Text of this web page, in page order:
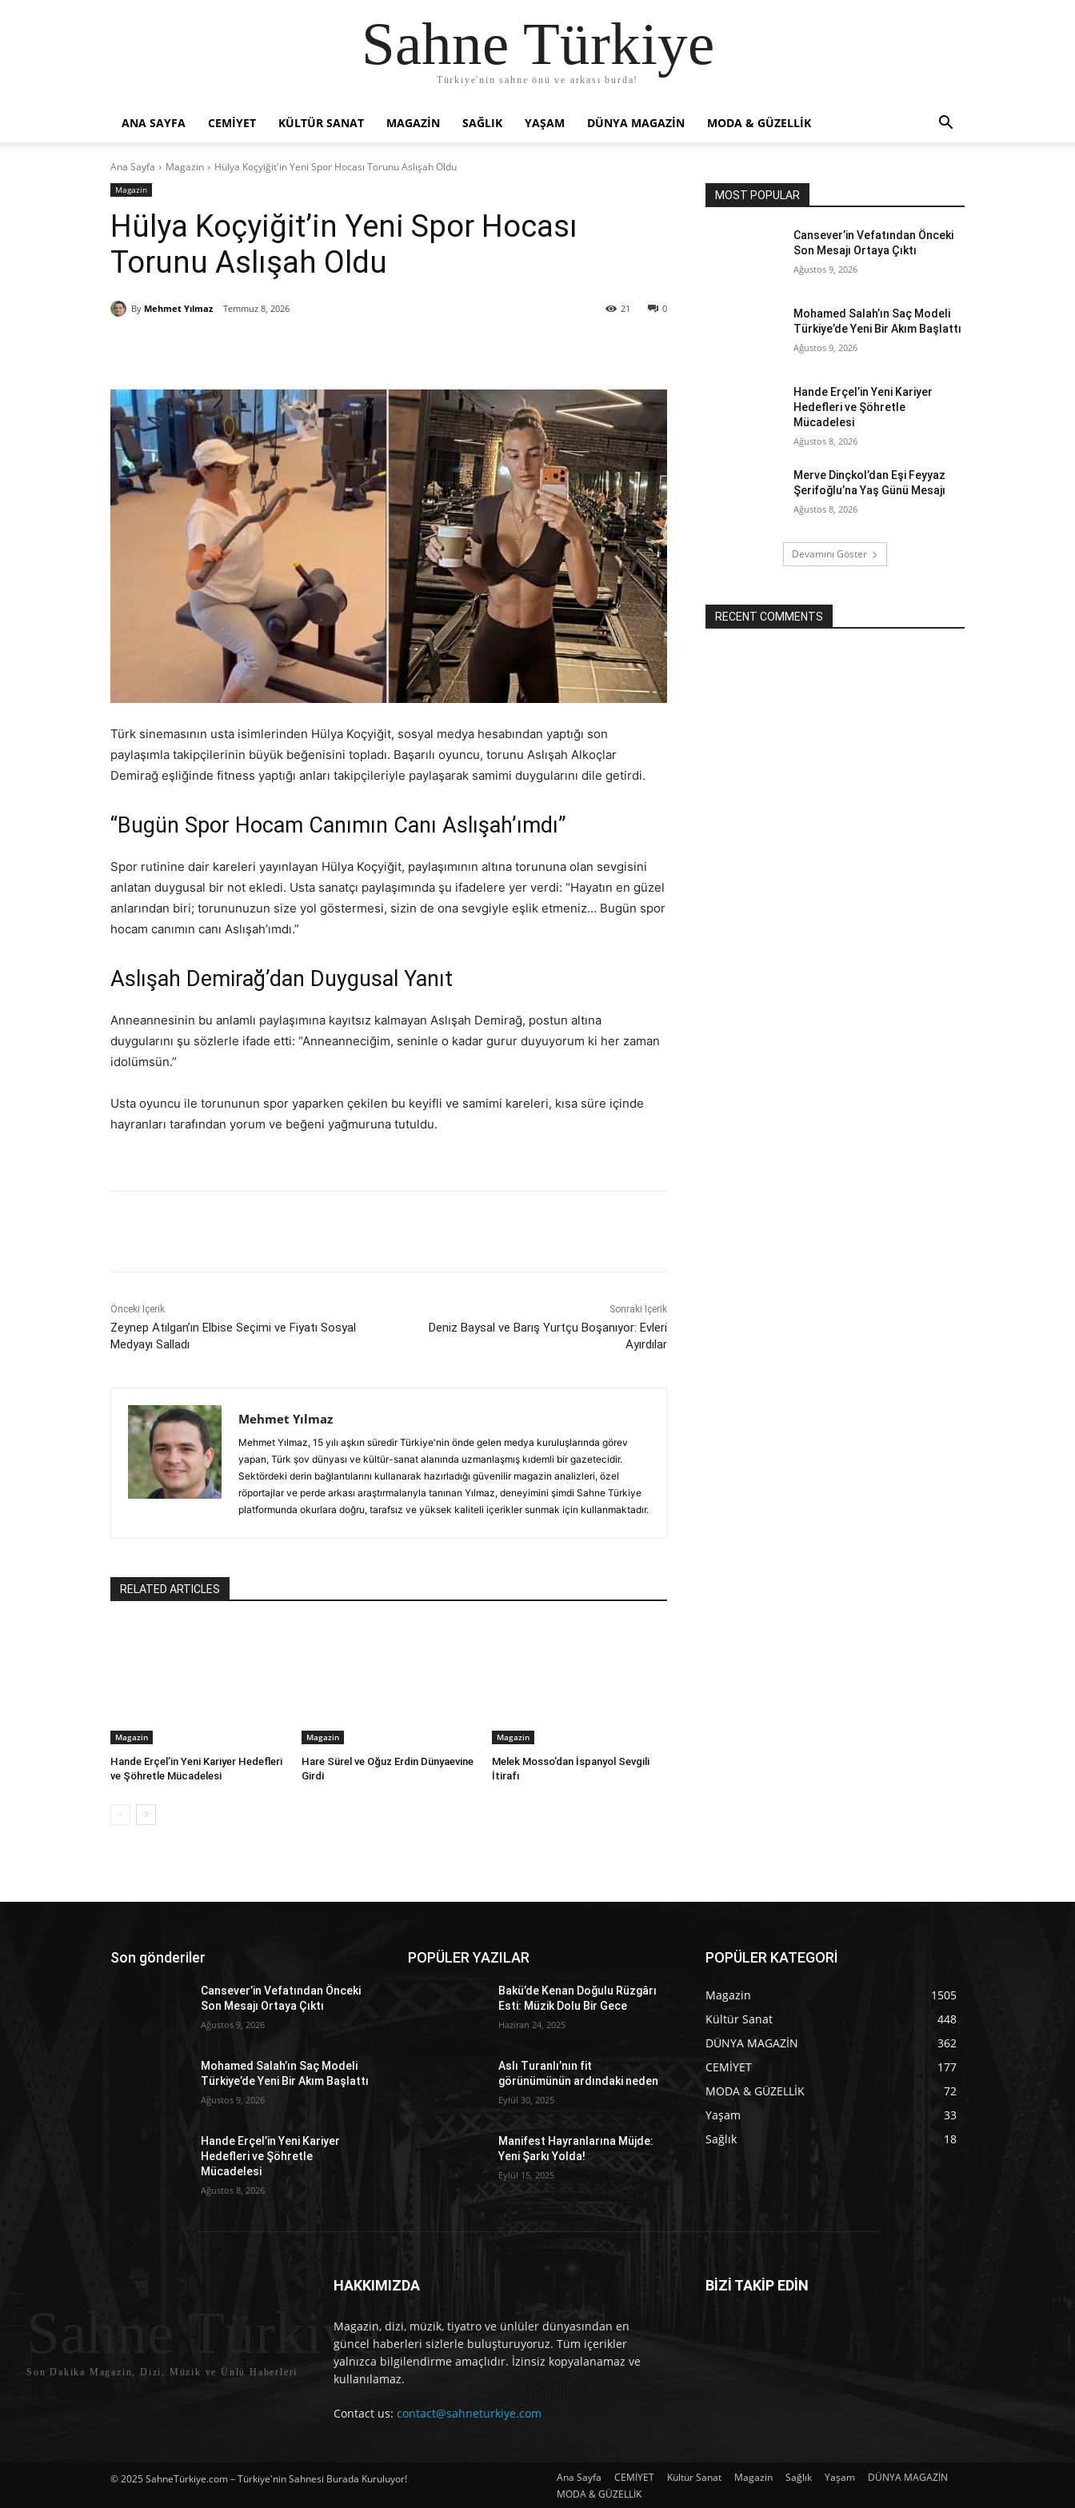
Sahne Türkiye
Türkiye'nin sahne önü ve arkası burda!
ANA SAYFA CEMİYET KÜLTÜR SANAT MAGAZIN SAĞLIK YAŞAM DÜNYA MAGAZİN MODA & GÜZELLİK
Ana Sayfa Magazin Hülya Koçyiğit'in Yeni Spor Hocası Torunu Aslışah Oldu
Magazin
Hülya Koçyiğit’in Yeni Spor Hocası
Torunu Aslışah Oldu
By Mehmet Yılmaz Temmuz 8, 2026 0
21
Türk sinemasının usta isimlerinden Hülya Koçyiğit, sosyal medya hesabından yaptığı son
paylaşımla takipçilerinin büyük beğenisini topladı. Başarılı oyuncu, torunu Aslışah Alkoçlar
Demirağ eşliğinde fitness yaptığı anları takipçileriyle paylaşarak samimi duygularını dile getirdi.
“Bugün Spor Hocam Canımın Canı Aslışah’ımdı”
Spor rutinine dair kareleri yayınlayan Hülya Koçyiğit, paylaşımının altına torununa olan sevgisini
anlatan duygusal bir not ekledi. Usta sanatçı paylaşımında şu ifadelere yer verdi: “Hayatın en güzel
anlarından biri; torununuzun size yol göstermesi, sizin de ona sevgiyle eşlik etmeniz… Bugün spor
hocam canımın canı Aslışah’ımdı.”
Aslışah Demirağ’dan Duygusal Yanıt
Anneannesinin bu anlamlı paylaşımına kayıtsız kalmayan Aslışah Demirağ, postun altına
duygularını şu sözlerle ifade etti: “Anneanneciğim, seninle o kadar gurur duyuyorum ki her zaman
idolümsün.”
Usta oyuncu ile torununun spor yaparken çekilen bu keyifli ve samimi kareleri, kısa süre içinde
hayranları tarafından yorum ve beğeni yağmuruna tutuldu.
Önceki İçerik
Zeynep Atılgan’ın Elbise Seçimi ve Fiyatı Sosyal
Medyayı Salladı
Sonraki İçerik
Deniz Baysal ve Barış Yurtçu Boşanıyor: Evleri
Ayırdılar
Mehmet Yılmaz
Mehmet Yılmaz, 15 yılı aşkın süredir Türkiye'nin önde gelen medya kuruluşlarında görev
yapan, Türk şov dünyası ve kültür-sanat alanında uzmanlaşmış kıdemli bir gazetecidir.
Sektördeki derin bağlantılarını kullanarak hazırladığı güvenilir magazin analizleri, özel
röportajlar ve perde arkası araştırmalarıyla tanınan Yılmaz, deneyimini şimdi Sahne Türkiye
platformunda okurlara doğru, tarafsız ve yüksek kaliteli içerikler sunmak için kullanmaktadır.
RELATED ARTICLES
Magazin
Hande Erçel’in Yeni Kariyer Hedefleri
ve Şöhretle Mücadelesi
Magazin
Hare Sürel ve Oğuz Erdin Dünyaevine
Girdi
Magazin
Melek Mosso’dan İspanyol Sevgili
İtirafı
MOST POPULAR
Cansever’in Vefatından Önceki
Son Mesajı Ortaya Çıktı
Ağustos 9, 2026
Mohamed Salah’ın Saç Modeli
Türkiye’de Yeni Bir Akım Başlattı
Ağustos 9, 2026
Hande Erçel’in Yeni Kariyer
Hedefleri ve Şöhretle
Mücadelesi
Ağustos 8, 2026
Merve Dinçkol’dan Eşi Feyyaz
Şerifoğlu’na Yaş Günü Mesajı
Ağustos 8, 2026
Devamını Göster
RECENT COMMENTS
Son gönderiler
Cansever’in Vefatından Önceki
Son Mesajı Ortaya Çıktı
Ağustos 9, 2026
Mohamed Salah’ın Saç Modeli
Türkiye’de Yeni Bir Akım Başlattı
Ağustos 9, 2026
Hande Erçel’in Yeni Kariyer
Hedefleri ve Şöhretle
Mücadelesi
Ağustos 8, 2026
POPÜLER YAZILAR
Bakü’de Kenan Doğulu Rüzgârı
Esti: Müzik Dolu Bir Gece
Haziran 24, 2025
Aslı Turanlı’nın fit
görünümünün ardındaki neden
Eylül 30, 2025
Manifest Hayranlarına Müjde:
Yeni Şarkı Yolda!
Eylül 15, 2025
POPÜLER KATEGORİ
Magazin
1505
Kültür Sanat
448
DÜNYA MAGAZİN
362
CEMİYET
177
MODA & GÜZELLİK
72
Yaşam
33
Sağlık
18
Sahne Türkiye
Son Dakika Magazin, Dizi, Müzik ve Ünlü Haberleri
HAKKIMIZDA
Magazin, dizi, müzik, tiyatro ve ünlüler dünyasından en
güncel haberleri sizlerle buluşturuyoruz. Tüm içerikler
yalnızca bilgilendirme amaçlıdır. İzinsiz kopyalanamaz ve
kullanılamaz.
Contact us: contact@sahneturkiye.com
BİZİ TAKİP EDİN
© 2025 SahneTürkiye.com – Türkiye'nin Sahnesi Burada Kuruluyor! Ana Sayfa CEMİYET Kültür Sanat Magazin Sağlık Yaşam
DÜNYA MAGAZİN
MODA & GÜZELLİK